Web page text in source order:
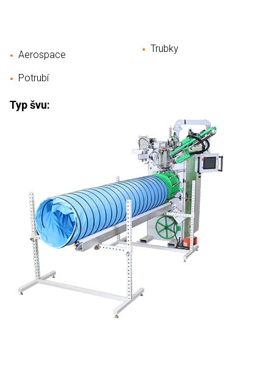
Aerospace
Potrubí
Trubky
Typ švu: